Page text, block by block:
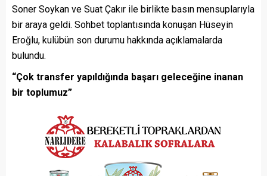
Soner Soykan ve Suat Çakır ile birlikte basın mensuplarıyla
bir araya geldi. Sohbet toplantısında konuşan Hüseyin
Eroğlu, kulübün son durumu hakkında açıklamalarda
bulundu.
“Çok transfer yapıldığında başarı geleceğine inanan
bir toplumuz”